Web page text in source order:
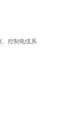
、控制电缆系